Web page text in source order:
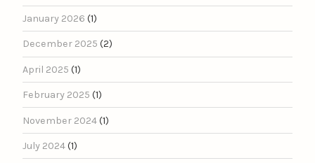
January 2026 (1)
December 2025 (2)
April 2025 (1)
February 2025 (1)
November 2024(1)
July 2024(1)